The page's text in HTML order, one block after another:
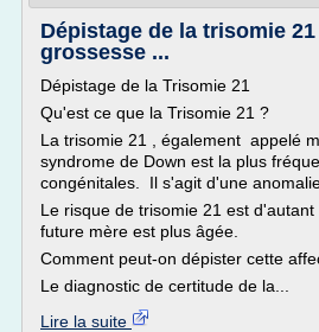
Dépistage de la trisomie
grossesse ...
Dépistage de la Trisomie 21
Qu'est ce que la Trisomie 21 ?
La trisomie 21 , également appelé
syndrome de Down est la plus
congénitales. Il s'agit d'une
Le risque de trisomie 21 est
future mère est plus âgée.
Comment peut-on dépister cette
Le diagnostic de certitude de la...
Lire la suite